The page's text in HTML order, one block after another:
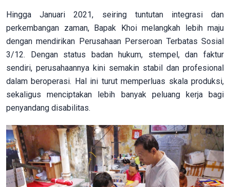
Hingga Januari 2021, seiring tuntutan integrasi dan
perkembangan zaman, Bapak Khoi melangkah lebih maju
dengan mendirikan Perusahaan Perseroan Terbatas Sosial
3/12. Dengan status badan hukum, stempel, dan faktur
sendiri, perusahaannya kini semakin stabil dan profesional
dalam beroperasi. Hal ini turut memperluas skala produksi,
sekaligus menciptakan lebih banyak peluang kerja bagi
penyandang disabilitas.